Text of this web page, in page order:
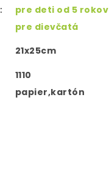
:
pre deti od 5 rokov
pre dievčatá
21x25cm
1110
papier,kartón